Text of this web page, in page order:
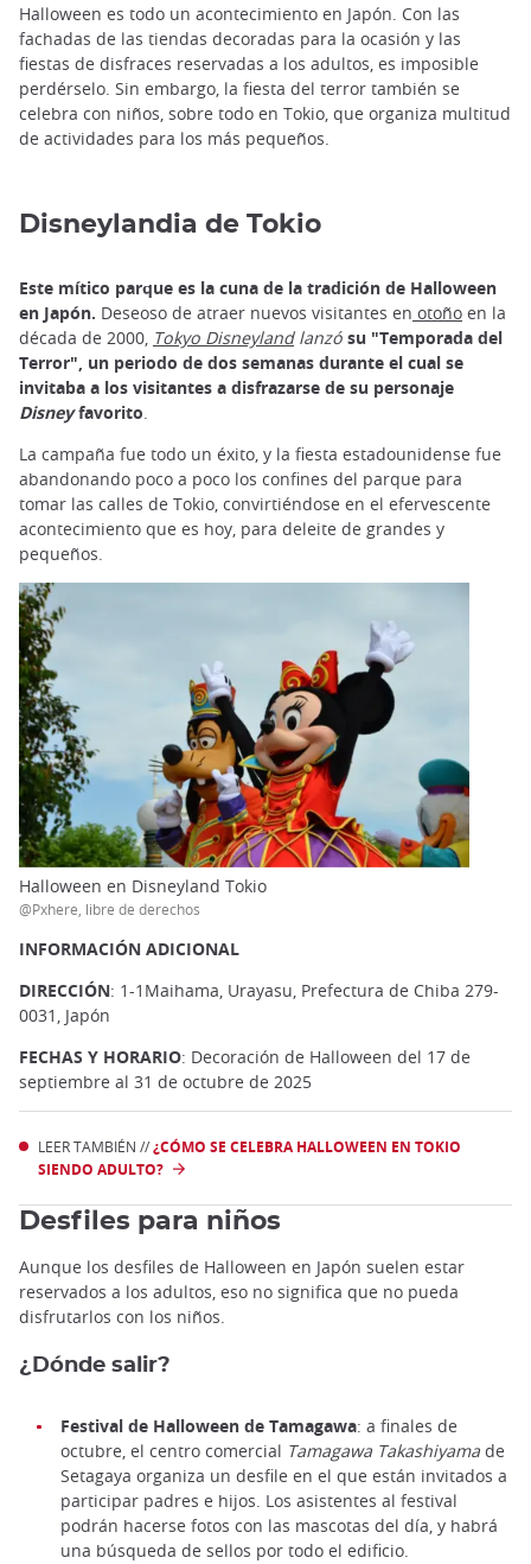
Halloween es todo un acontecimiento en Japón. Con las
fachadas de las tiendas decoradas para la ocasión y las
fiestas de disfraces reservadas a los adultos, es imposible
perdérselo. Sin embargo, la fiesta del terror también se
celebra con niños, sobre todo en Tokio, que organiza multitud
de actividades para los más pequeños.
Disneylandia de Tokio
Este mítico parque es la cuna de la tradición de Halloween
en Japón. Deseoso de atraer nuevos visitantes en otoño en la
década de 2000, Tokyo Disneylandlanzó su "Temporada del
Terror", un periodo de dos semanas durante el cual se
invitaba a los visitantes a disfrazarse de su personaje
Disneyfavorito.
La campaña fue todo un éxito, y la fiesta estadounidense fue
abandonando poco a poco los confines del parque para
tomar las calles de Tokio, convirtiéndose en el efervescente
acontecimiento que es hoy, para deleite de grandes y
pequeños.
Halloween en Disneyland Tokio
@Pxhere, libre de derechos
INFORMACIÓN ADICIONAL
DIRECCIÓN: 1-1Maihama, Urayasu, Prefectura de Chiba 279-
0031, Japón
FECHAS Y HORARIO: Decoración de Halloween del 17 de
septiembre al 31 de octubre de 2025
LEER TAMBIÉN //¿CÓMO SE CELEBRA HALLOWEEN EN TOKIO
SIENDO ADULTO?
Desfiles para niños
Aunque los desfiles de Halloween en Japón suelen estar
reservados a los adultos, eso no significa que no pueda
disfrutarlos con los niños.
¿Dónde salir?
Festival de Halloween de Tamagawa: a finales de
octubre, el centro comercial Tamagawa Takashiyama de
Setagaya organiza un desfile en el que están invitados a
participar padres e hijos. Los asistentes al festival
podrán hacerse fotos con las mascotas del día, y habrá
una búsqueda de sellos por todo el edificio.